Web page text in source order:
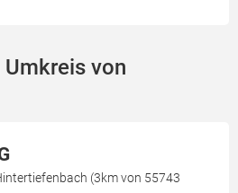
von
(3km von 55743